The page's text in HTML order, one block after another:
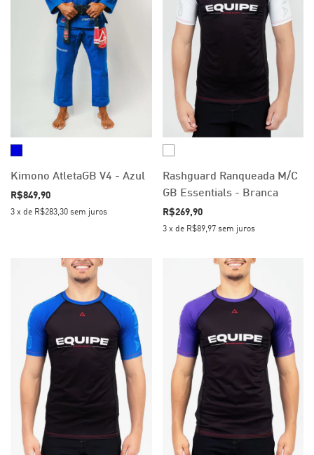
Kimono AtletaGB V4 - Azul
R$849,90
3 x de R$283,30 sem juros
Rashguard Ranqueada M/C
GB Essentials - Branca
R$269,90
3 x de R$89,97 sem juros